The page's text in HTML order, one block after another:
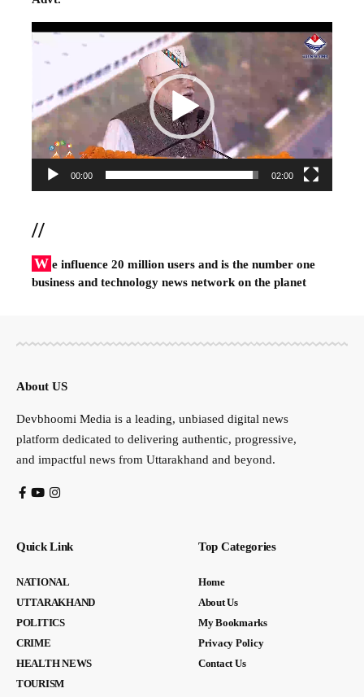
Video
00:00 02:00
//
W e influence 20 million users and is the number one
business and technology news network on the planet
About US
Devbhoomi Media is a leading, unbiased digital news
platform dedicated to delivering authentic, progressive,
and impactful news from Uttarakhand and beyond.
Quick Link
NATIONAL
UTTARAKHAND
POLITICS
CRIME
HEALTH NEWS
TOURISM
Top Categories
Home
About Us
My Bookmarks
Privacy Policy
Contact Us